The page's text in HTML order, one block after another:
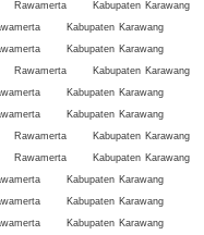
Rawamerta Kabupaten Karawang
Kabupaten Karawang
Kabupaten Karawang
Rawamerta Kabupaten Karawang
Kabupaten Karawang
Kabupaten Karawang
Rawamerta Kabupaten Karawang
Rawamerta Kabupaten Karawang
Kabupaten Karawang
Kabupaten Karawang
Kabupaten Karawang